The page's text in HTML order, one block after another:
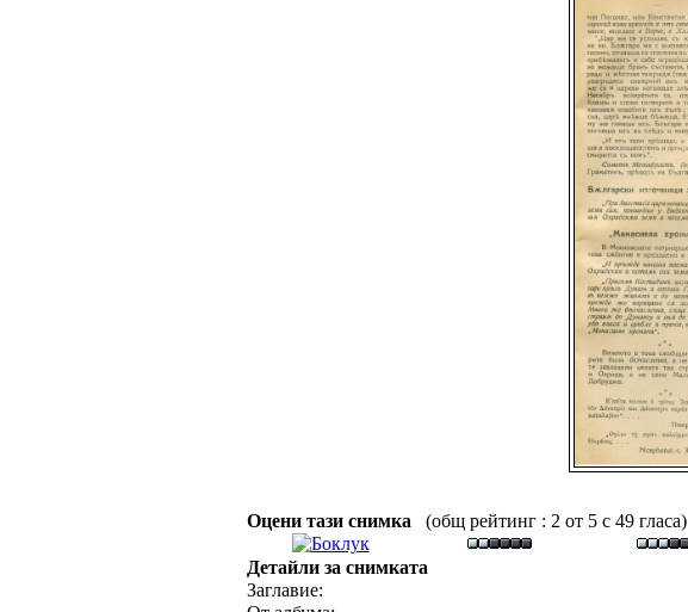
Оцени тази снимка (общ рейтинг : 2 от 5 с 49 гласа)
Детайли за снимката
Заглавие: